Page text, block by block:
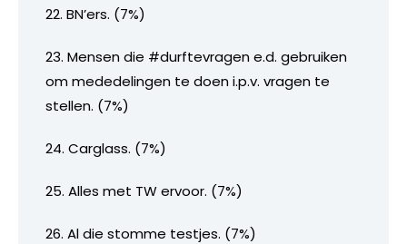
22. BN’ers. (7%)
23. Mensen die #durftevragen e.d. gebruiken
om mededelingen te doen i.p.v. vragen te
stellen. (7%)
24. Carglass. (7%)
25. Alles met TW ervoor. (7%)
26. Al die stomme testjes. (7%)